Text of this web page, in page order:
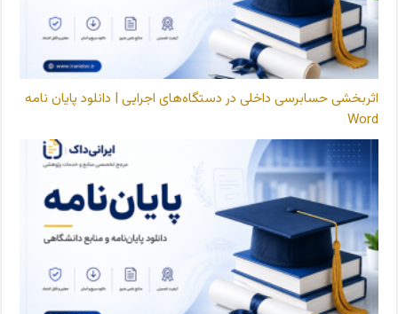
اثربخشی حسابرسی داخلی در دستگاه‌های اجرایی | دانلود پایان نامه
Word